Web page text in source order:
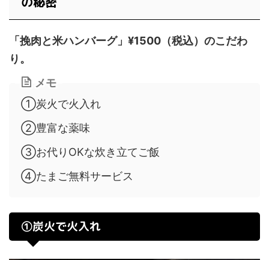
「挽肉と米ハンバーグ」¥1500（税込）のこだわ
り。
メモ
①炭火で火入れ
②豊富な薬味
③お代りOKな炊き立てご飯
④たまご無料サービス
①炭火で火入れ